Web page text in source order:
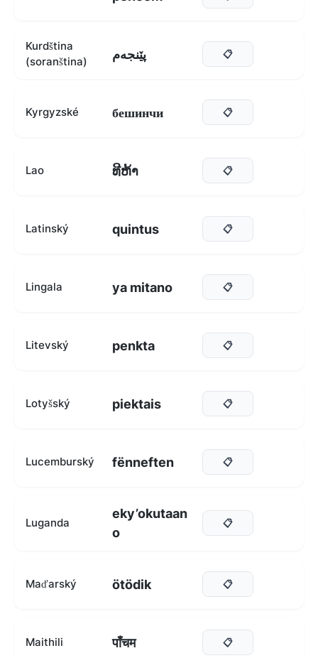
Kurdština
(soranština)
پێنجەم 📋
Kyrgyzské бешинчи 📋
Lao ທີຫ້າ 📋
Latinský quintus 📋
Lingala ya mitano 📋
Litevský penkta 📋
Lotyšský piektais 📋
Lucemburský fënneften 📋
Luganda
eky’okutaan
o
📋
Maďarský ötödik 📋
Maithili पाँचम 📋